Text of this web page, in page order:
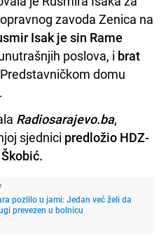
zavoda Zenica na
Isak je sin Rame
poslova, i brat
domu
Radiosarajevo.ba,
sjednici predložio HDZ-
pozlilo u jami: Jedan već želi da
prevezen u bolnicu